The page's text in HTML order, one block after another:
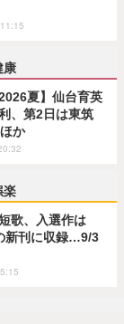
康
夏】仙台育英
、第2日は東筑
か
楽
歌、入選作は
新刊に収録…9/3